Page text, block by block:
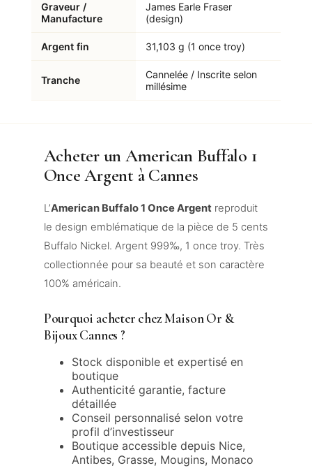
Graveur /
Manufacture
James Earle Fraser
(design)
Argent fin 31,103 g (1 once troy)
Tranche
Cannelée / Inscrite selon
millésime
Acheter un American Buffalo 1
Once Argent à Cannes
L’American Buffalo 1 Once Argentreproduit
le design emblématique de la pièce de 5 cents
Buffalo Nickel. Argent 999‰, 1 once troy. Très
collectionnée pour sa beauté et son caractère
100% américain.
Pourquoi acheter chez Maison Or &
Bijoux Cannes ?
Stock disponible et expertisé en
boutique
Authenticité garantie, facture
détaillée
Conseil personnalisé selon votre
profil d’investisseur
Boutique accessible depuis Nice,
Antibes, Grasse, Mougins, Monaco